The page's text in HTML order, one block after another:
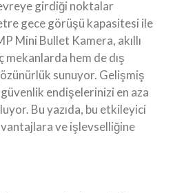
girdiği noktalar
gece görüşü kapasitesi ile
Mini Bullet Kamera, akıllı
hem de dış
sunuyor. Gelişmiş
endişelerinizi en aza
Bu yazıda, bu etkileyici
ve işlevselliğine